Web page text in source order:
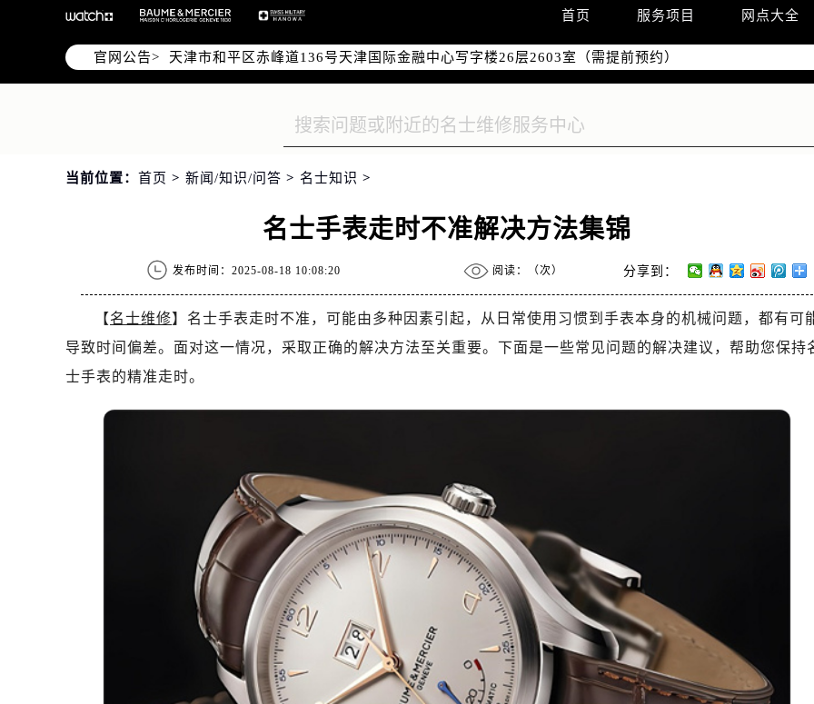
首页 服务项目 网点大全
官网公告>
北京市东城区东长安街1号东方广场写字楼W3座6层602室（需提前预约）
天津市和平区赤峰道136号天津国际金融中心写字楼26层2603室（需提前预约）
上海市徐汇区虹桥路3号港汇中心写字楼2座37层3705室（需提前预约）
南京市秦淮区中山南路1号（新街口）南京中心写字楼22层C1-1室（需提前预约）
徐州市鼓楼区淮海东路29号苏宁广场IFC国际金融中心写字楼35层3508室（需提前预约）
盐城市盐都区世纪大道5号盐城金融城写字楼1号楼16层1604室（需提前预约）
泰州市海陵区永定东路399号置地商务中心东塔写字楼（华润万象城）17层1706室（需提前预约）
杭州市上城区钱江路1366号华润大厦写字楼A座5层503-5室（需提前预约）
金华市金东区东市南街777号金华万达广场写字楼4号楼22层2209室（需提前预约）
嘉兴市南湖区广益路705号嘉兴世界贸易中心写字楼A座13层1304室（需提前预约）
南昌市红谷滩新区红谷中大道998号绿地双子塔（中央广场）A1座办公楼14层07室（需提前预约）
广州市越秀区环市东路371-375号世界贸易中心大厦南塔写字楼15层07室（需提前预约）
深圳市罗湖区深南东路5001号华润大厦写字楼17层1701室（需提前预约）
惠州市惠城区江北文昌一路7号华贸大厦写字楼1座30层05室（需提前预约）
厦门市思明区湖滨东路95号华润大厦写字楼B座11层1104室（需提前预约）
福州市鼓楼区五四路128-1号恒力城写字楼15层03室（需提前预约）
成都市锦江区人民东路6号SAC东原中心写字楼24层2406B室（需提前预约）
重庆市江北区观音桥步行街2号融恒时代广场写字楼9层902室（需提前预约）
长沙市芙蓉区定王台街道建湘路393号世茂环球金融中心写字楼（芙蓉广场）10层13室（需提前预约
郑州市二七区铭功路10号华润大厦写字楼29层2905室（需提前预约）
当前位置： 首页 > 新闻/知识/问答 > 名士知识 >
名士手表走时不准解决方法集锦
发布时间：2025-08-18 10:08:20 阅读：（次） 分享到：
【名士维修】名士手表走时不准，可能由多种因素引起，从日常使用习惯到手表本身的机械问题，都有可
导致时间偏差。面对这一情况，采取正确的解决方法至关重要。下面是一些常见问题的解决建议，帮助您保持
士手表的精准走时。